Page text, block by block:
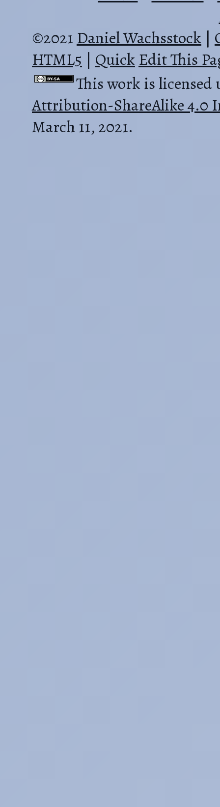
©2021 Daniel Wachsstock |
HTML5 | Quick Edit This
This work is licensed
Attribution-ShareAlike 4.0
March 11, 2021.